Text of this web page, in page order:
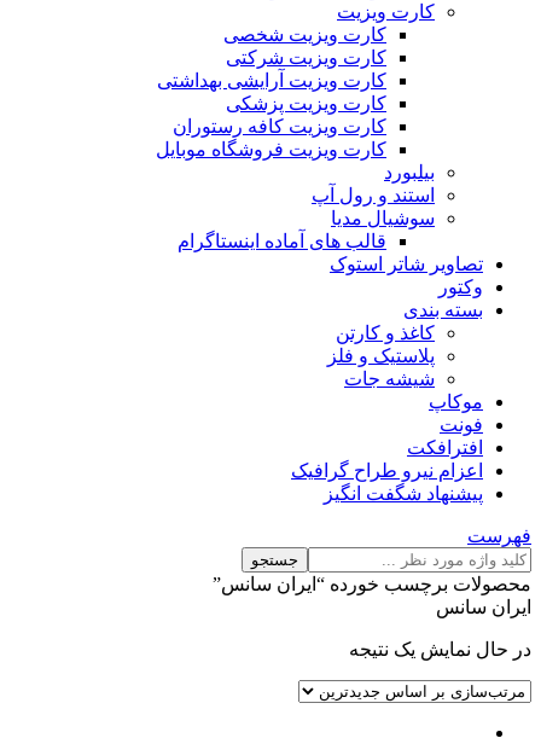
کارت ویزیت
کارت ویزیت شخصی
کارت ویزیت شرکتی
کارت ویزیت آرایشی بهداشتی
کارت ویزیت پزشکی
کارت ویزیت کافه رستوران
کارت ویزیت فروشگاه موبایل
بیلبورد
استند و رول آپ
سوشیال مدیا
قالب های آماده اینستاگرام
تصاویر شاتر استوک
وکتور
بسته بندی
کاغذ و کارتن
پلاستیک و فلز
شیشه جات
موکاپ
فونت
افترافکت
اعزام نیرو طراح گرافیک
پیشنهاد شگفت انگیز
فهرست
جستجو
محصولات برچسب خورده “ایران سانس”
ایران سانس
در حال نمایش یک نتیجه